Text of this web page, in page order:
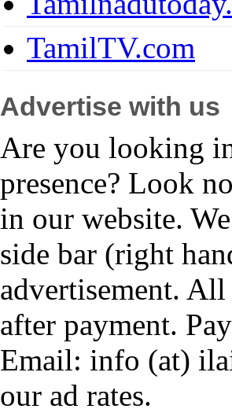
TamilTV.com
Advertise with us
Are you looking
presence? Look
in our website.
side bar (right
advertisement.
after payment.
Email: info (at)
our ad rates.